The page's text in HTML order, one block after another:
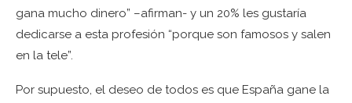
gana mucho dinero” –afirman- y un 20% les gustaría
dedicarse a esta profesión “porque son famosos y salen
en la tele”.
Por supuesto, el deseo de todos es que España gane la